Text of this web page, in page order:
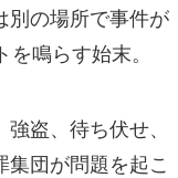
別の場所で事件が
鳴らす始末。
盗、待ち伏せ、
団が問題を起こ